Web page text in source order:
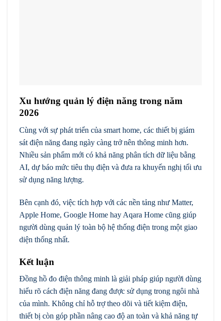
Xu hướng quản lý điện năng trong năm
2026
Cùng với sự phát triển của smart home, các thiết bị giám
sát điện năng đang ngày càng trở nên thông minh hơn.
Nhiều sản phẩm mới có khả năng phân tích dữ liệu bằng
AI, dự báo mức tiêu thụ điện và đưa ra khuyến nghị tối ưu
sử dụng năng lượng.
Bên cạnh đó, việc tích hợp với các nền tảng như Matter,
Apple Home, Google Home hay Aqara Home cũng giúp
người dùng quản lý toàn bộ hệ thống điện trong một giao
diện thống nhất.
Kết luận
Đồng hồ đo điện thông minh là giải pháp giúp người dùng
hiểu rõ cách điện năng đang được sử dụng trong ngôi nhà
của mình. Không chỉ hỗ trợ theo dõi và tiết kiệm điện,
thiết bị còn góp phần nâng cao độ an toàn và khả năng tự